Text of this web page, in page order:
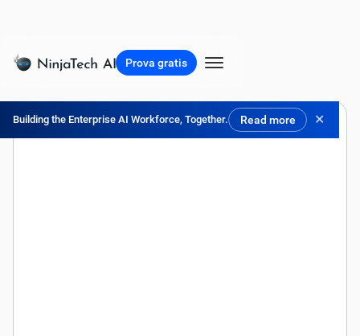
Building the Enterprise AI Workforce, Together. Read more ✕
Prova gratis